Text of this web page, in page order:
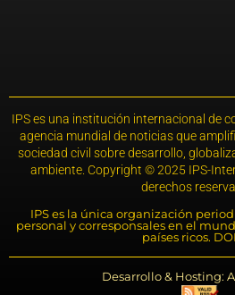
IPS es una institución internacional de
agencia mundial de noticias que
sociedad civil sobre desarrollo,
ambiente. Copyright © 2025 IPS-
derechos
IPS es la única organización
personal y corresponsales en el
países ricos.
Desarrollo & Hosting: